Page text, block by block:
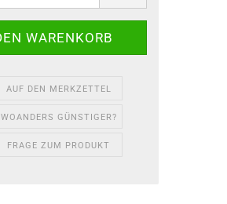
AUF DEN MERKZETTEL
WOANDERS GÜNSTIGER?
FRAGE ZUM PRODUKT